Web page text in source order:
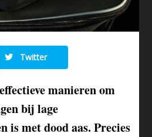
Twitter
manieren om
bij lage
is met dood aas. Precies